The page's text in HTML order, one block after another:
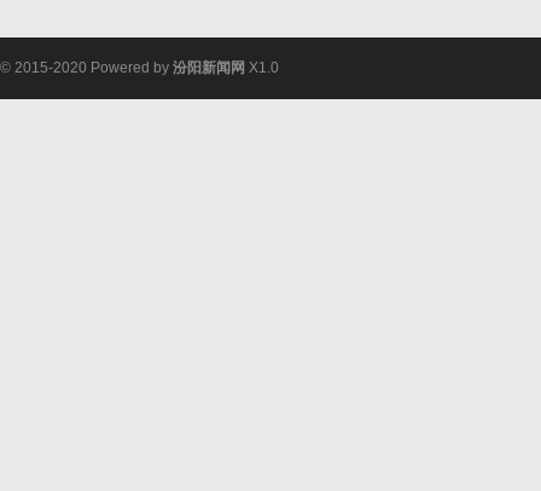
© 2015-2020 Powered by 汾阳新闻网 X1.0